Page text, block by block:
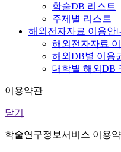
학술DB 리스트
주제별 리스트
해외전자자료 이용안
해외전자자료
해외DB별 이용
대학별 해외DB
이용약관
닫기
학술연구정보서비스 이용